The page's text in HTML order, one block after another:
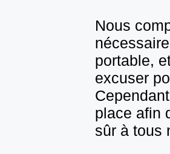
Nous
portable,
excuser
place afin
sûr à tous